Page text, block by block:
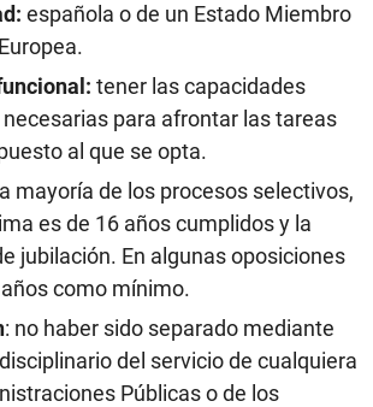
española o de un Estado Miembro
tener las capacidades
para afrontar las tareas
al que se opta.
mayoría de los procesos selectivos,
es de 16 años cumplidos y la
jubilación. En algunas oposiciones
como mínimo.
: no haber sido separado mediante
del servicio de cualquiera
Públicas o de los